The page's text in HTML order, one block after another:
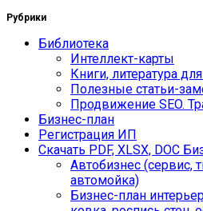
Рубрики
Библиотека
Интеллект-карты
Книги, литература
Полезные статьи-
Продвижение SEO.
Бизнес-план
Регистрация ИП
Скачать PDF, XLSX, DOC
Автобизнес (сервис,
автомойка)
Бизнес-план